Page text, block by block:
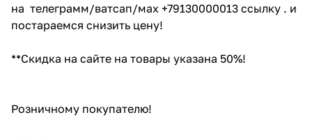
на телеграмм/ватсап/мах +79130000013 ссылку . и
постараемся снизить цену!
**Скидка на сайте на товары указана 50%!
Розничному покупателю!